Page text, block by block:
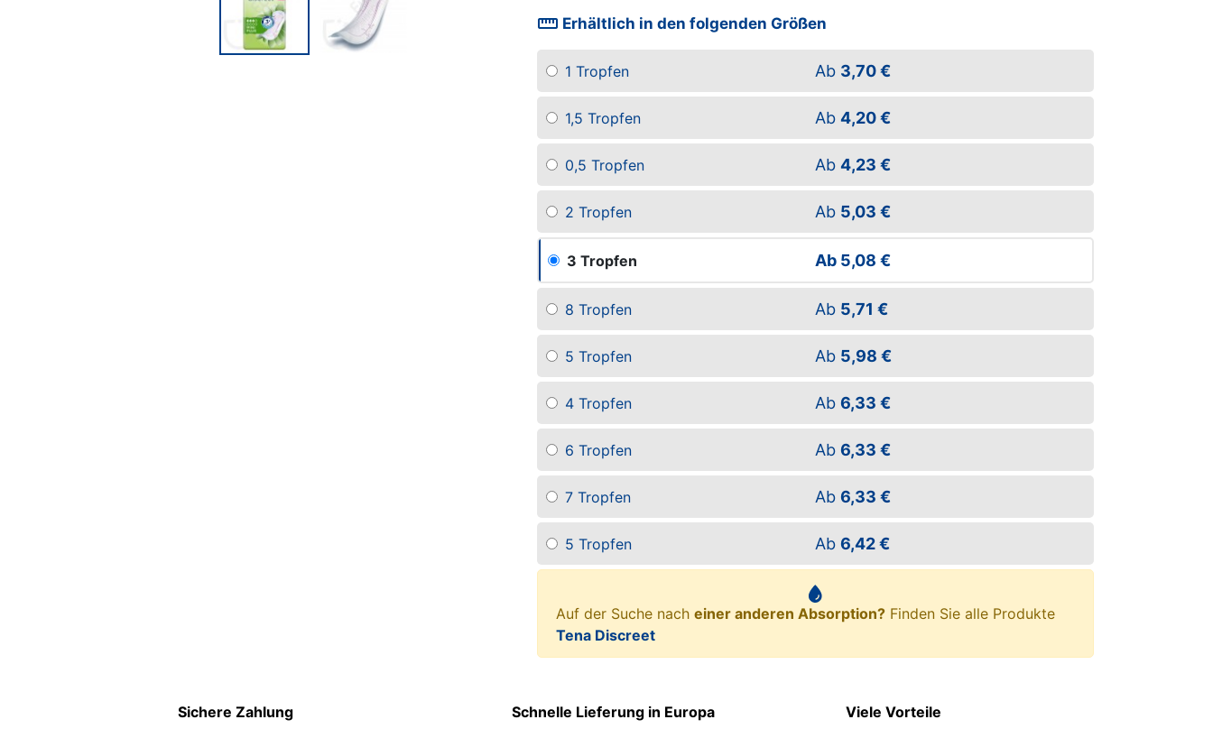
PFLEGEPRODUKTE FÜR
straighten Erhältlich in den folgenden Größen
1 Tropfen Ab 3,70 €
1,5 Tropfen Ab4,20 €
0,5 Tropfen Ab4,23 €
2 Tropfen Ab 5,03 €
3 Tropfen Ab 5,08 €
8 Tropfen Ab 5,71 €
5 Tropfen Ab 5,98 €
4 Tropfen Ab6,33 €
6 Tropfen Ab6,33 €
7 Tropfen Ab6,33 €
5 Tropfen Ab6,42 €
Auf der Suche nach einer anderen Absorption?Finden Sie alle Produkte
Tena Discreet
Sichere Zahlung Schnelle Lieferung in Europa Viele Vorteile